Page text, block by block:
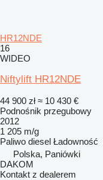
HR12NDE
16
WIDEO
Niftylift HR12NDE
44 900 zł ≈ 10 430 €
Podnośnik przegubowy
2012
1 205 m/g
Paliwo diesel Ładowność
Polska, Paniówki
DAKOM
Kontakt z dealerem